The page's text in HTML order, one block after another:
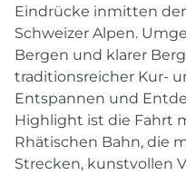
Eindrücke inmitten
Schweizer Alpen.
Bergen und klarer
traditionsreicher Kur-
Entspannen und
Highlight ist die Fahrt
Rhätischen Bahn, die
Strecken, kunstvollen